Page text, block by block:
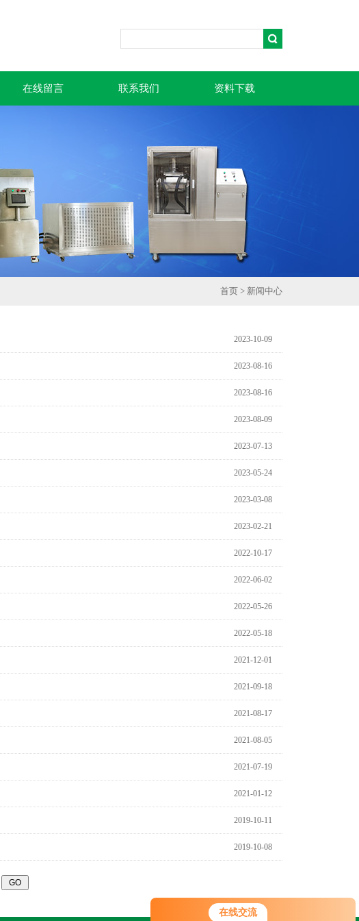
在线交流
在线留言 联系我们 资料下载
首页 > 新闻中心
2023-10-09
2023-08-16
2023-08-16
2023-08-09
2023-07-13
2023-05-24
2023-03-08
2023-02-21
2022-10-17
2022-06-02
2022-05-26
2022-05-18
2021-12-01
2021-09-18
2021-08-17
2021-08-05
2021-07-19
2021-01-12
2019-10-11
2019-10-08